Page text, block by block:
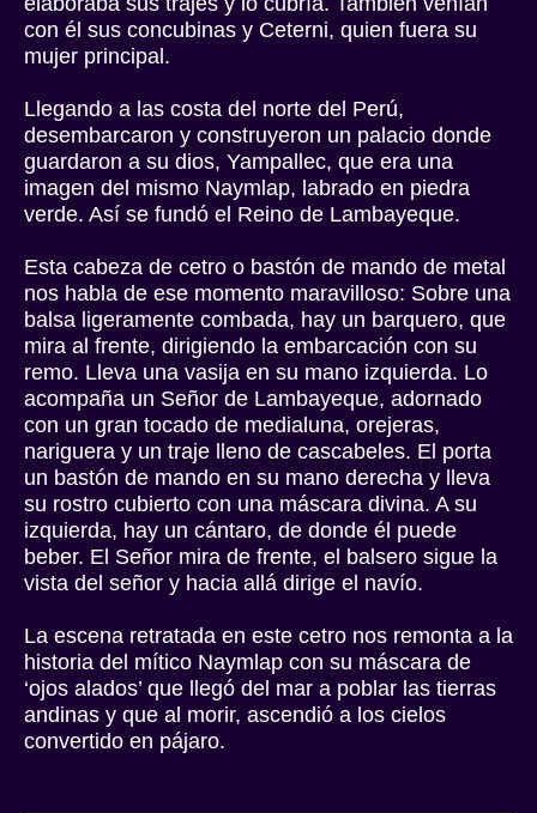
con él sus concubinas y Ceterni, quien fuera su
mujer principal.
Llegando a las costa del norte del Perú,
desembarcaron y construyeron un palacio donde
guardaron a su dios, Yampallec, que era una
imagen del mismo Naymlap, labrado en piedra
verde. Así se fundó el Reino de Lambayeque.
Esta cabeza de cetro o bastón de mando de metal
nos habla de ese momento maravilloso: Sobre una
balsa ligeramente combada, hay un barquero, que
mira al frente, dirigiendo la embarcación con su
remo. Lleva una vasija en su mano izquierda. Lo
acompaña un Señor de Lambayeque, adornado
con un gran tocado de medialuna, orejeras,
nariguera y un traje lleno de cascabeles. El porta
un bastón de mando en su mano derecha y lleva
su rostro cubierto con una máscara divina. A su
izquierda, hay un cántaro, de donde él puede
beber. El Señor mira de frente, el balsero sigue la
vista del señor y hacia allá dirige el navío.
La escena retratada en este cetro nos remonta a la
historia del mítico Naymlap con su máscara de
‘ojos alados’ que llegó del mar a poblar las tierras
andinas y que al morir, ascendió a los cielos
convertido en pájaro.